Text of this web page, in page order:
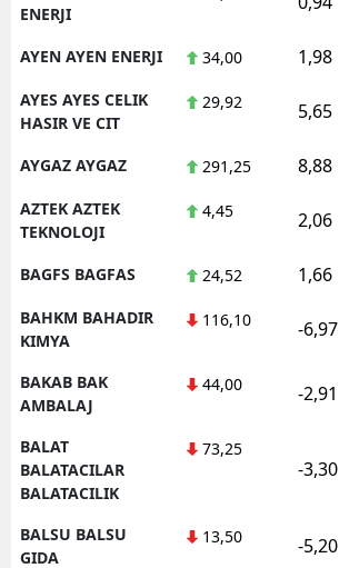
ENERJI
AYEN AYEN ENERJI 34,00 1,98
AYES AYES CELIK
HASIR VE CIT
29,92 5,65
AYGAZ AYGAZ 291,25 8,88
AZTEK AZTEK
TEKNOLOJI
4,45 2,06
BAGFS BAGFAS 24,52 1,66
BAHKM BAHADIR
KIMYA
116,10 -6,97
BAKAB BAK
AMBALAJ
44,00 -2,91
BALAT
BALATACILAR
BALATACILIK
73,25
-3,30
BALSU BALSU
GIDA
13,50 -5,20